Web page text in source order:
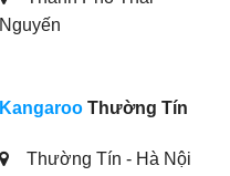
Nguyến
Kangaroo Thường Tín
Thường Tín - Hà Nội